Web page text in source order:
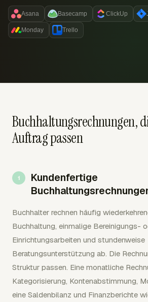
Asana Basecamp ClickUp
Monday Trello
Buchhaltungsrechnungen,
Auftrag passen
Kundenfertige
Buchhalter rechnen häufig
Buchhaltung, einmalige Bereinigungs-
Einrichtungsarbeiten und stundenweise
Beratungsunterstützung ab. Die
Struktur passen. Eine monatliche
Kategorisierung, Kontenabstimmung,
eine Saldenbilanz und Finanzberichte